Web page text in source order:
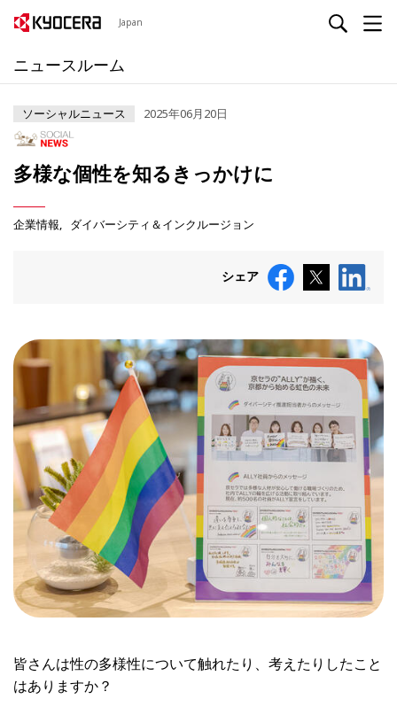
Japan
ニュースルーム
ソーシャルニュース 2025年06月20日
多様な個性を知るきっかけに
企業情報 ダイバーシティ＆インクルージョン
シェア
皆さんは性の多様性について触れたり、考えたりしたこと
はありますか？